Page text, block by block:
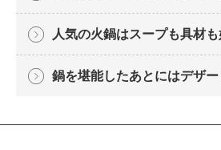
人気の火鍋はスープも具材
鍋を堪能したあとにはデザ